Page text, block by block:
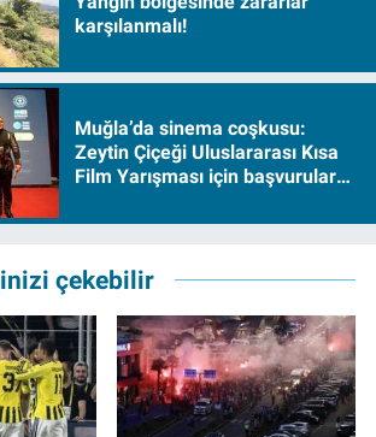
karşılanmalı!
Muğla’da sinema coşkusu:
Zeytin Çiçeği Uluslararası Kısa
Film Yarışması için başvurular
çekebilir